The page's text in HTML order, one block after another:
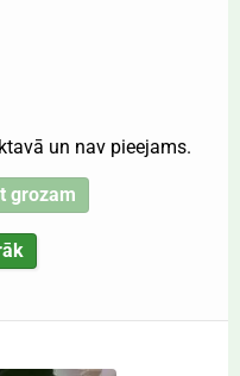
un nav pieejams.
grozam